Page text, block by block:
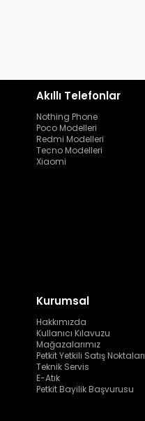
Akıllı Telefonlar
Nothing Phone
Poco Modelleri
Redmi Modelleri
Tecno Modelleri
Xiaomi
Kurumsal
Hakkımızda
Kullanıcı Kılavuzu
Mağazalarımız
Petkit Yetkili Satış Noktaları
Teknik Servis
E-Atık
Petkit Bayilik Başvurusu